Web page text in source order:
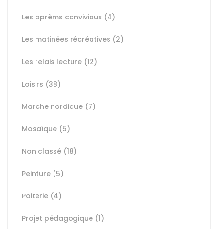
Les aprèms conviviaux (4)
Les matinées récréatives (2)
Les relais lecture (12)
Loisirs (38)
Marche nordique (7)
Mosaïque (5)
Non classé (18)
Peinture (5)
Poiterie (4)
Projet pédagogique (1)